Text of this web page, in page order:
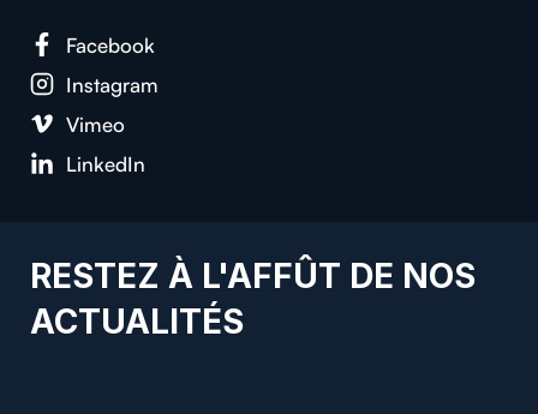
Facebook
Instagram
Vimeo
LinkedIn
RESTEZ À L'AFFÛT DE NOS
ACTUALITÉS